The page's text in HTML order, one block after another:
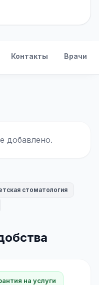
Контакты Врачи
добавлено.
стоматология
на услуги